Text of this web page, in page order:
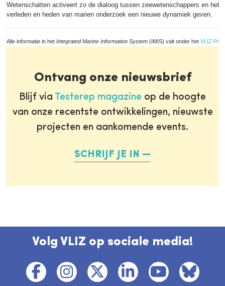
Wetenschatten activeert zo de dialoog tussen zeewetenschappers en het
verleden en heden van marien onderzoek een nieuwe dynamiek geven.
Alle informatie in het Integrated Marine Information System (IMIS) valt onder het VLIZ
Ontvang onze nieuwsbrief
Blijf via Testerep magazine op de hoogte
van onze recentste ontwikkelingen, nieuwste
projecten en aankomende events.
SCHRIJF JE IN
Volg VLIZ op sociale media!